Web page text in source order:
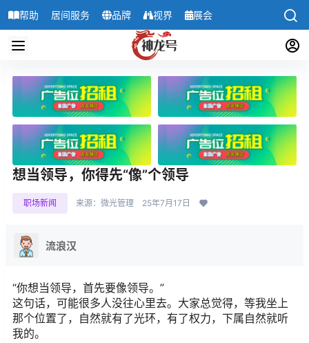
帮助 居间服务 品牌 视界 展会
想当领导，你得先“像”个领导
职场新闻 来源：微光管理 25年7月17日
流浪汉
“你想当领导，首先要像领导。”
这句话，可能很多人没往心里去。大家总觉得，等我坐上
那个位置了，自然就有了光环，有了权力，下属自然就听
我的。